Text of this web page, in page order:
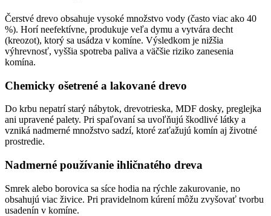
Čerstvé drevo obsahuje vysoké množstvo vody (často viac ako 40
%). Horí neefektívne, produkuje veľa dymu a vytvára decht
(kreozot), ktorý sa usádza v komíne. Výsledkom je nižšia
výhrevnosť, vyššia spotreba paliva a väčšie riziko zanesenia
komína.
Chemicky ošetrené a lakované drevo
Do krbu nepatrí starý nábytok, drevotrieska, MDF dosky, preglejka
ani upravené palety. Pri spaľovaní sa uvoľňujú škodlivé látky a
vzniká nadmerné množstvo sadzí, ktoré zaťažujú komín aj životné
prostredie.
Nadmerné používanie ihličnatého dreva
Smrek alebo borovica sa síce hodia na rýchle zakurovanie, no
obsahujú viac živice. Pri pravidelnom kúrení môžu zvyšovať tvorbu
usadenín v komíne.